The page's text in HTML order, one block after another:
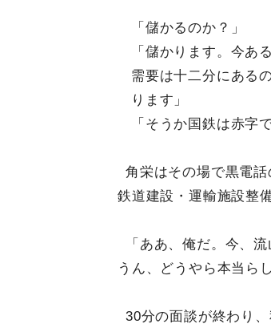
「儲かるのか？」
「儲かります。今あ
需要は十二分にある
ります」
「そうか国鉄は赤字
角栄はその場で黒電
鉄道建設・運輸施設整
「ああ、俺だ。今、
うん、どうやら本当ら
30分の面談が終わり